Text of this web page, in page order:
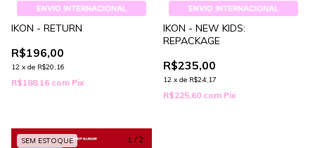
ENVIO INTERNACIONAL
IKON - RETURN
R$196,00
12 x de R$20,16
R$188,16 com Pix
ENVIO INTERNACIONAL
IKON - NEW KIDS:
REPACKAGE
R$235,00
12 x de R$24,17
R$225,60 com Pix
1 / 2
SEM ESTOQUE